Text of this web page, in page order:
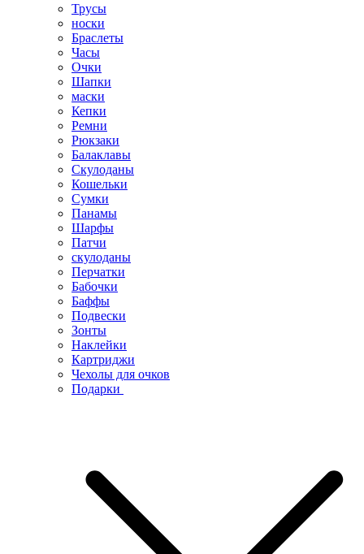
Трусы
носки
Браслеты
Часы
Очки
Шапки
маски
Кепки
Ремни
Рюкзаки
Балаклавы
Скулоданы
Кошельки
Сумки
Панамы
Шарфы
Патчи
скулоданы
Перчатки
Бабочки
Баффы
Подвески
Зонты
Наклейки
Картриджи
Чехолы для очков
Подарки